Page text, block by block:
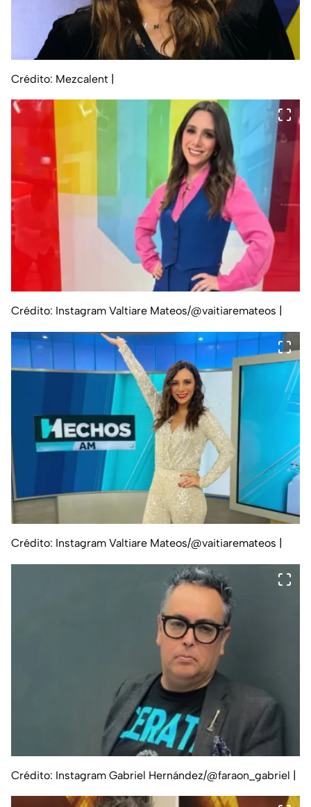
Crédito: Mezcalent |
Crédito: Instagram Valtiare Mateos/@vaitiaremateos
Crédito: Instagram Valtiare Mateos/@vaitiaremateos |
Crédito: Instagram Gabriel Hernández/@faraon_gabriel |